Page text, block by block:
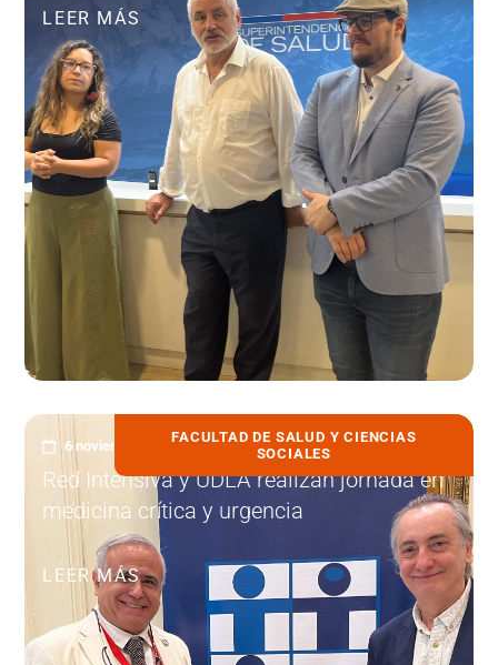
LEER MÁS
FACULTAD DE SALUD Y CIENCIAS
SOCIALES
6 noviembre, 2025
Red Intensiva y UDLA realizan jornada en
medicina crítica y urgencia
LEER MÁS